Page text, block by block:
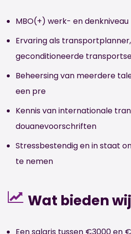
MBO(+) werk- en denkniveau
Ervaring als
geconditioneerde
Beheersing van meerdere
een pre
Kennis van internationale
douanevoorschriften
Stressbestendig en in staat
te nemen
Wat bieden